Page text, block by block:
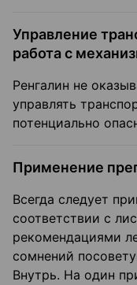
Управление
работа с
Ренгалин не
управлять
потенциально
Применение
Всегда следует
соответствии с
рекомендациями
сомнений
Внутрь. На один